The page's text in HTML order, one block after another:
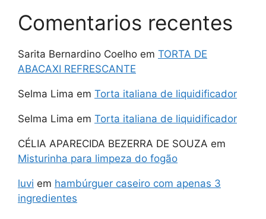
Comentarios recentes
Sarita Bernardino Coelho em TORTA DE
ABACAXI REFRESCANTE
Selma Lima em Torta italiana de liquidificador
Selma Lima em Torta italiana de liquidificador
CÉLIA APARECIDA BEZERRA DE SOUZA em
Misturinha para limpeza do fogão
luvi em hambúrguer caseiro com apenas 3
ingredientes